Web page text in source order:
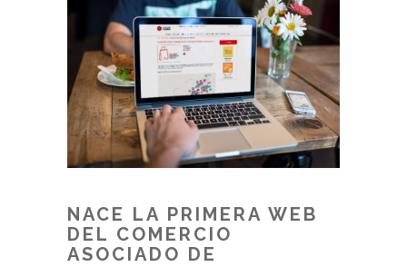
NACE LA PRIMERA WEB
DEL COMERCIO
ASOCIADO DE